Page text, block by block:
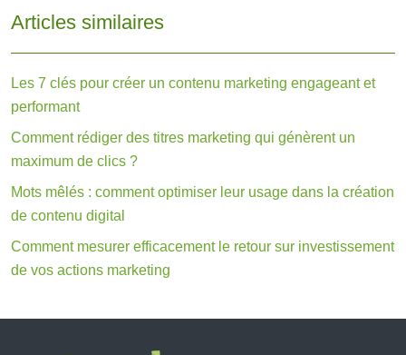
Articles similaires
Les 7 clés pour créer un contenu marketing engageant et
performant
Comment rédiger des titres marketing qui génèrent un
maximum de clics ?
Mots mêlés : comment optimiser leur usage dans la création
de contenu digital
Comment mesurer efficacement le retour sur investissement
de vos actions marketing